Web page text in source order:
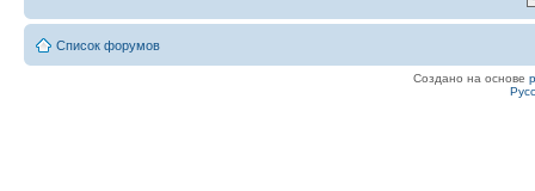
Список форумов
Создано на основе